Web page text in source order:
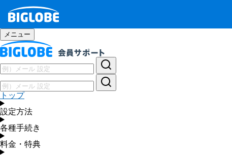
メニュー
トップ
設定方法
各種手続き
料金・特典